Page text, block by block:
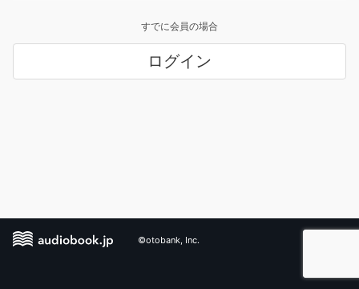
すでに会員の場合
ログイン
©otobank, Inc.